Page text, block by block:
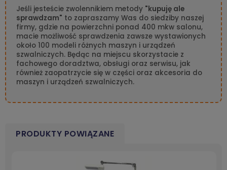
Jeśli jesteście zwolennikiem metody "kupuję ale
sprawdzam" to zapraszamy Was do siedziby naszej
firmy, gdzie na powierzchni ponad 400 mkw salonu,
macie możliwość sprawdzenia zawsze wystawionych
około 100 modeli różnych maszyn i urządzeń
szwalniczych. Będąc na miejscu skorzystacie z
fachowego doradztwa, obsługi oraz serwisu, jak
również zaopatrzycie się w części oraz akcesoria do
maszyn i urządzeń szwalniczych.
PRODUKTY POWIĄZANE